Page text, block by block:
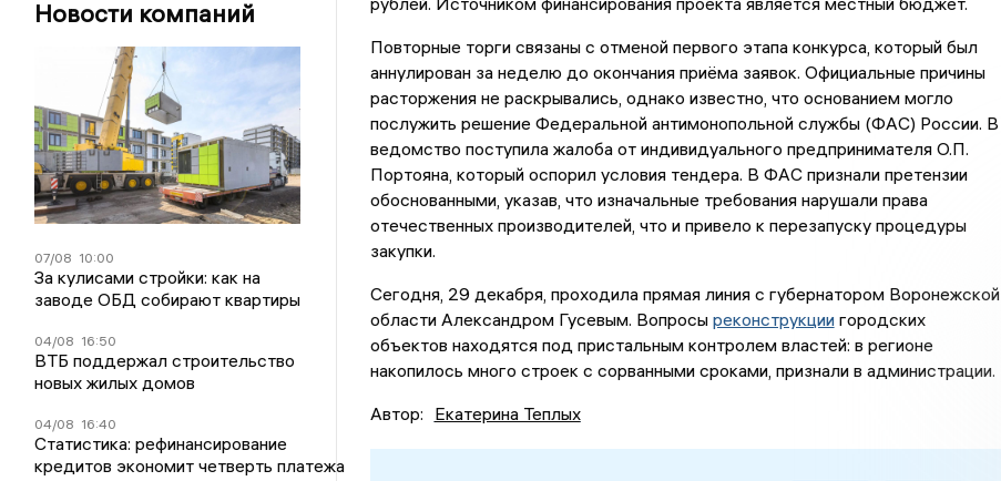
Новости компаний
07/08 10:00
За кулисами стройки: как на
заводе ОБД собирают квартиры
04/08 16:50
ВТБ поддержал строительство
новых жилых домов
04/08 16:40
Статистика: рефинансирование
кредитов экономит четверть платежа
Повторные торги связаны с отменой первого этапа конкурса, который был
аннулирован за неделю до окончания приёма заявок. Официальные причины
расторжения не раскрывались, однако известно, что основанием могло
послужить решение Федеральной антимонопольной службы (ФАС) России. В
ведомство поступила жалоба от индивидуального предпринимателя О.П.
Портояна, который оспорил условия тендера. В ФАС признали претензии
обоснованными, указав, что изначальные требования нарушали права
отечественных производителей, что и привело к перезапуску процедуры
закупки.
Сегодня, 29 декабря, проходила прямая линия с губернатором Воронежской
области Александром Гусевым. Вопросы реконструкциигородских
объектов находятся под пристальным контролем властей: в регионе
накопилось много строек с сорванными сроками, признали в администрации.
Автор: Екатерина Теплых